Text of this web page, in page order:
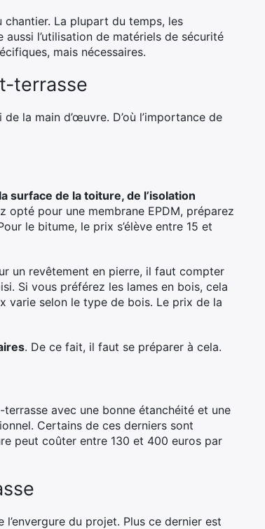
chantier. La plupart du temps, les
l’utilisation de matériels de sécurité
mais nécessaires.
terrasse
la main d’œuvre. D’où l’importance de
surface de la toiture, de l’isolation
opté pour une membrane EPDM, préparez
le bitume, le prix s’élève entre 15 et
un revêtement en pierre, il faut compter
Si vous préférez les lames en bois, cela
varie selon le type de bois. Le prix de la
. De ce fait, il faut se préparer à cela.
avec une bonne étanchéité et une
Certains de ces derniers sont
peut coûter entre 130 et 400 euros par
du projet. Plus ce dernier est